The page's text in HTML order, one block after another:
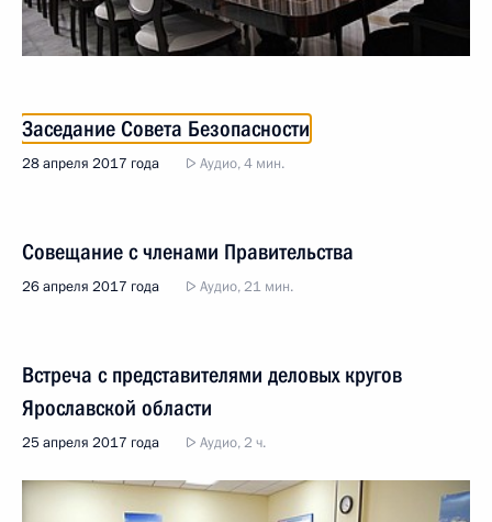
Заседание Совета Безопасности
28 апреля 2017 года Аудио, 4 мин.
Совещание с членами Правительства
26 апреля 2017 года Аудио, 21 мин.
Встреча с представителями деловых кругов
Ярославской области
25 апреля 2017 года Аудио, 2 ч.